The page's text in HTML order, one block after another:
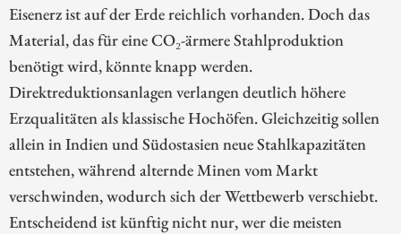
Eisenerz ist auf der Erde reichlich vorhanden. Doch das
Material, das für eine CO₂-ärmere Stahlproduktion
benötigt wird, könnte knapp werden.
Direktreduktionsanlagen verlangen deutlich höhere
Erzqualitäten als klassische Hochöfen. Gleichzeitig sollen
allein in Indien und Südostasien neue Stahlkapazitäten
entstehen, während alternde Minen vom Markt
verschwinden, wodurch sich der Wettbewerb verschiebt.
Entscheidend ist künftig nicht nur, wer die meisten